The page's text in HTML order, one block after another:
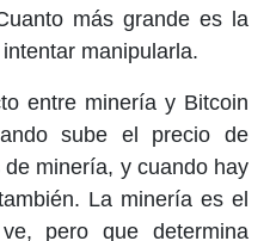
más grande es la
manipularla.
entre minería y Bitcoin
sube el precio de
minería, y cuando hay
La minería es el
pero que determina